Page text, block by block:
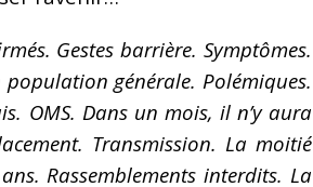
Gestes barrière. Symptômes.
générale. Polémiques.
OMS. Dans un mois, il n’y aura
Transmission. La moitié
Rassemblements interdits. La